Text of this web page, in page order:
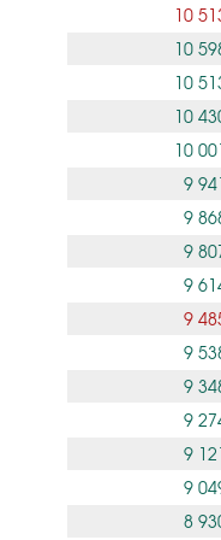
10
10
10
10
10
9
9
9
9
9
9
9
9
9
9
8